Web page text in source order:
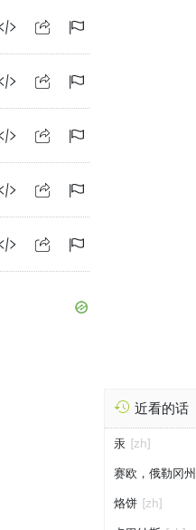
近看的话
汞 [zh]
赛欧，俄勒冈州
烙饼 [zh]